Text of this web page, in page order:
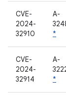
CVE-
2024-
32910
A-
*
CVE-
2024-
32914
A-
*